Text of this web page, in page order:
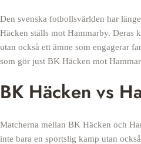
Den svenska fotbollsvärlden har
Häcken ställs mot Hammarby. Deras
utan också ett ämne som engagerar
som gör just BK Häcken mot
BK Häcken vs
Matcherna mellan BK Häcken och
inte bara en sportslig kamp utan